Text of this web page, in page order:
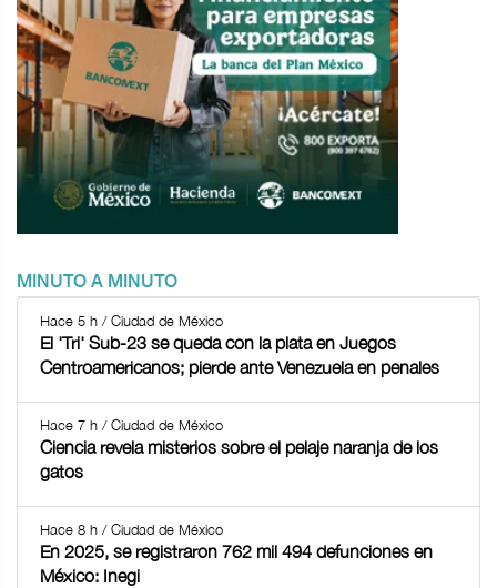
MINUTO A MINUTO
Hace 5 h / Ciudad de México
El 'Tri' Sub-23 se queda con la plata en Juegos
Centroamericanos; pierde ante Venezuela en penales
Hace 7 h / Ciudad de México
Ciencia revela misterios sobre el pelaje naranja de los
gatos
Hace 8 h / Ciudad de México
En 2025, se registraron 762 mil 494 defunciones en
México: Inegi